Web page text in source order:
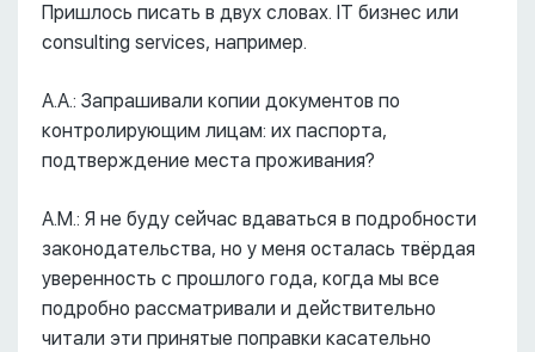
Пришлось писать в двух словах. IT бизнес или
consulting services, например.
А.А.: Запрашивали копии документов по
контролирующим лицам: их паспорта,
подтверждение места проживания?
А.М.: Я не буду сейчас вдаваться в подробности
законодательства, но у меня осталась твёрдая
уверенность с прошлого года, когда мы все
подробно рассматривали и действительно
читали эти принятые поправки касательно